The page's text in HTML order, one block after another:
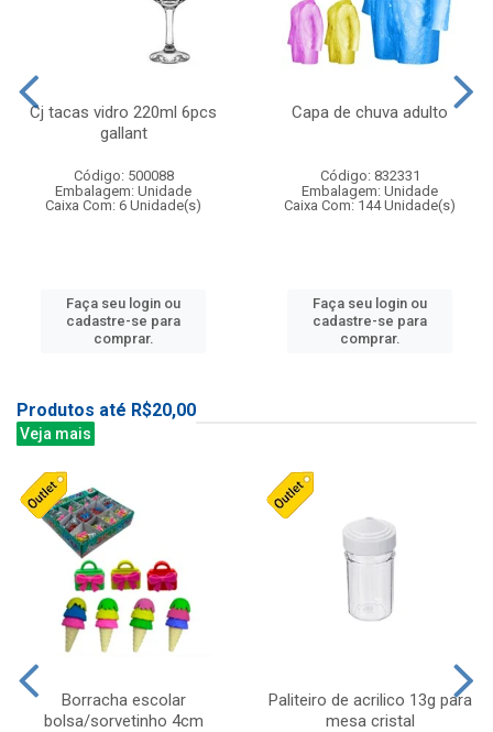
Cj tacas vidro 220ml 6pcs
gallant
Código: 500088
Embalagem: Unidade
Caixa Com: 6 Unidade(s)
Faça seu login ou
cadastre-se para
comprar.
Capa de chuva adulto
Código: 832331
Embalagem: Unidade
Caixa Com: 144 Unidade(s)
Faça seu login ou
cadastre-se para
comprar.
Produtos até R$20,00
Veja mais
Borracha escolar
bolsa/sorvetinho 4cm
Paliteiro de acrilico 13g para
mesa cristal